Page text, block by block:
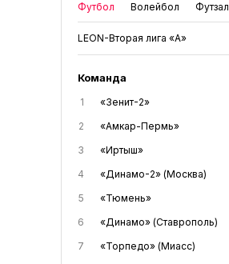
Футбол Волейбол Футзал
LEON-Вторая лига «А»
Команда
1 «Зенит-2»
2
«Амкар-Пермь»
3
«Иртыш»
4
«Динамо-2» (Москва)
5
«Тюмень»
6
«Динамо» (Ставрополь)
7
«Торпедо» (Миасс)